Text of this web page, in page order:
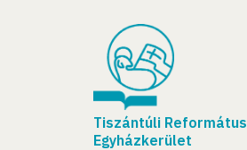
Tiszántúli Református
Egyházkerület